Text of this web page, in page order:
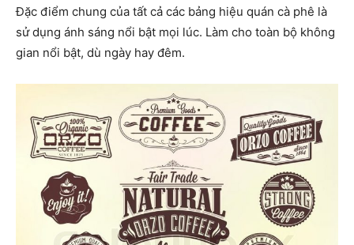
Đặc điểm chung của tất cả các bảng hiệu quán cà phê là
sử dụng ánh sáng nổi bật mọi lúc. Làm cho toàn bộ không
gian nổi bật, dù ngày hay đêm.